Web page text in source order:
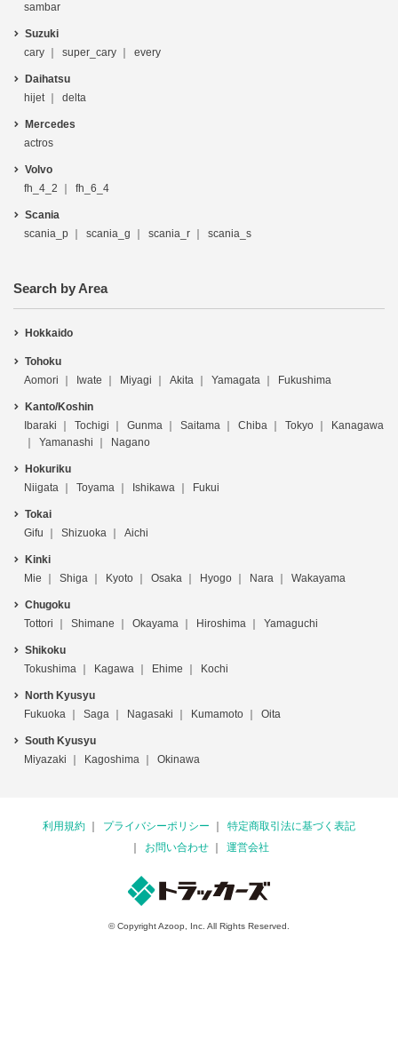
sambar
Suzuki
cary
super_cary every
Daihatsu
hijet
delta
Mercedes
actros
Volvo
fh_4_2
fh_6_4
Scania
scania_p
scania_g scania_r scania_s
Search by Area
Hokkaido
Tohoku
Aomori
Iwate Miyagi Akita Yamagata Fukushima
Kanto/Koshin
Ibaraki
Tochigi Gunma Saitama Chiba Tokyo
Kanagawa
Yamanashi
Nagano
Hokuriku
Niigata
Toyama Ishikawa Fukui
Tokai
Gifu
Shizuoka Aichi
Kinki
Mie
Shiga Kyoto Osaka Hyogo Nara Wakayama
Chugoku
Tottori
Shimane Okayama Hiroshima Yamaguchi
Shikoku
Tokushima
Kagawa Ehime Kochi
North Kyusyu
Fukuoka
Saga Nagasaki Kumamoto Oita
South Kyusyu
Miyazaki
Kagoshima Okinawa
利用規約 プライバシーポリシー
特定商取引法に基づく表記
お問い合わせ
運営会社
© Copyright Azoop, Inc. All Rights Reserved.